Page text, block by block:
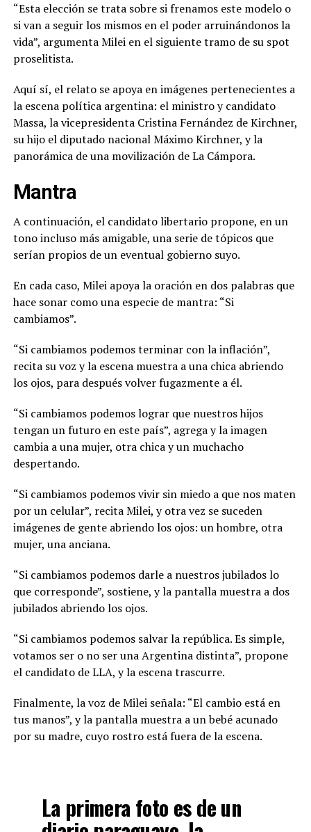
“Esta elección se trata sobre si frenamos este modelo o
si van a seguir los mismos en el poder arruinándonos la
vida”, argumenta Milei en el siguiente tramo de su spot
proselitista.
Aquí sí, el relato se apoya en imágenes pertenecientes a
la escena política argentina: el ministro y candidato
Massa, la vicepresidenta Cristina Fernández de Kirchner,
su hijo el diputado nacional Máximo Kirchner, y la
panorámica de una movilización de La Cámpora.
Mantra
A continuación, el candidato libertario propone, en un
tono incluso más amigable, una serie de tópicos que
serían propios de un eventual gobierno suyo.
En cada caso, Milei apoya la oración en dos palabras que
hace sonar como una especie de mantra: “Si
cambiamos”.
“Si cambiamos podemos terminar con la inflación”,
recita su voz y la escena muestra a una chica abriendo
los ojos, para después volver fugazmente a él.
“Si cambiamos podemos lograr que nuestros hijos
tengan un futuro en este país”, agrega y la imagen
cambia a una mujer, otra chica y un muchacho
despertando.
“Si cambiamos podemos vivir sin miedo a que nos maten
por un celular”, recita Milei, y otra vez se suceden
imágenes de gente abriendo los ojos: un hombre, otra
mujer, una anciana.
“Si cambiamos podemos darle a nuestros jubilados lo
que corresponde”, sostiene, y la pantalla muestra a dos
jubilados abriendo los ojos.
“Si cambiamos podemos salvar la república. Es simple,
votamos ser o no ser una Argentina distinta”, propone
el candidato de LLA, y la escena trascurre.
Finalmente, la voz de Milei señala: “El cambio está en
tus manos”, y la pantalla muestra a un bebé acunado
por su madre, cuyo rostro está fuera de la escena.
La primera foto es de un